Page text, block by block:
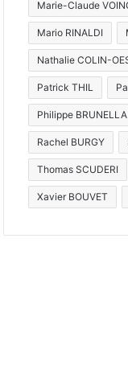
de la
Sortie du Grand Est : « Si l’Alsace part, la Lorraine doit être prête », assure Patrick Weiten
20 juillet
Marie-Claude
Mario RINALDI
Nathalie COLIN-
Patrick THIL
Philippe BRUNELLA
Rachel BURGY
Thomas SCUDERI
Xavier BOUVET